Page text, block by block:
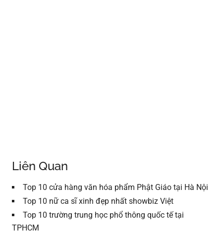
Liên Quan
Top 10 cửa hàng văn hóa phẩm Phật Giáo tại Hà Nội
Top 10 nữ ca sĩ xinh đẹp nhất showbiz Việt
Top 10 trường trung học phổ thông quốc tế tại
TPHCM